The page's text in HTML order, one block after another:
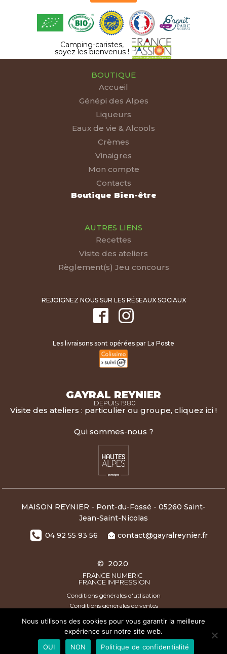
Camping-caristes,
soyez les bienvenus !
BOUTIQUE
Accueil
Génépi des Alpes
Liqueurs
Eaux de vie & Alcools
Crèmes
Vinaigres
Mon compte
Contacts
Boutique Bien-être
AUTRES LIENS
Recettes
Visite des ateliers
Règlement(s) Jeu concours
REJOIGNEZ NOUS SUR LES RÉSEAUX SOCIAUX
Les livraisons sont opérées par La Poste
GAYRAL REYNIER
DEPUIS 1980
Visite des ateliers : particulier ou groupe, cliquez ici !
Qui sommes-nous ?
MAISON REYNIER - Pont-du-Fossé - 05260 Saint-
Jean-Saint-Nicolas
04 92 55 93 56
contact@gayralreynier.fr
© 2020
FRANCE NUMERIC
FRANCE IMPRESSION
Conditions générales d'utlisation
Conditions générales de ventes
photos non contractuelles - * Produit issu de l'Agriculture
Biologique certifié par FR-BIO-01 - Marque Esprit Parc National
Nous utilisons des cookies pour vous garantir la meilleure
expérience sur notre site web.
OUI
NON Politique de confidentialité